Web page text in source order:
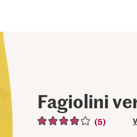
Fagiolini
(5)